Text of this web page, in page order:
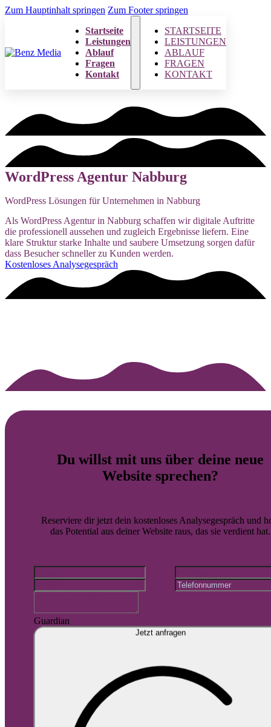
Zum Hauptinhalt springen Zum Footer springen
Startseite
Leistungen
Ablauf
Fragen
Kontakt
STARTSEITE
LEISTUNGEN
ABLAUF
FRAGEN
KONTAKT
WordPress Agentur Nabburg
WordPress Lösungen für Unternehmen in Nabburg
Als WordPress Agentur in Nabburg schaffen wir digitale Auftritte
die professionell aussehen und zugleich Ergebnisse liefern. Eine
klare Struktur starke Inhalte und saubere Umsetzung sorgen dafür
dass Besucher schneller zu Kunden werden.
Kostenloses Analysegespräch
Du willst mit uns über deine neue
Website sprechen?
Reserviere dir jetzt dein kostenloses Analysegespräch und
das Potential aus deiner Website raus, das sie verdient hat.
Guardian
Jetzt anfragen